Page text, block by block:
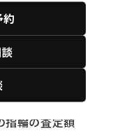
指輪の査定額
約